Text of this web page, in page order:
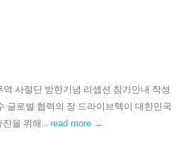
사절단 방한기념 리셉션 참가안내 작성
글로벌 협력의 장 드라이브텍이 대한민국
을 위해... read more →